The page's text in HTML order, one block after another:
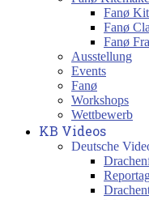
Fanø
Fanø
Fanø
Ausstellung
Events
Fanø
Workshops
Wettbewerb
KB Videos
Deutsche